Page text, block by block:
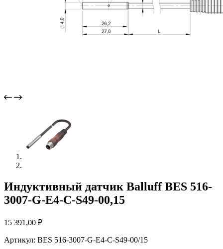
Индуктивный датчик Balluff BES 516-
3007-G-E4-C-S49-00,15
15 391,00 ₽
Артикул: BES 516-3007-G-E4-C-S49-00/15